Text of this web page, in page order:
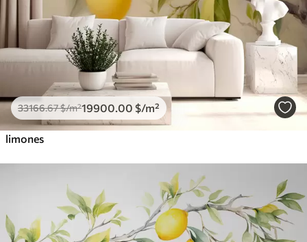
33166.67$/m²19900.00 $/m²
limones